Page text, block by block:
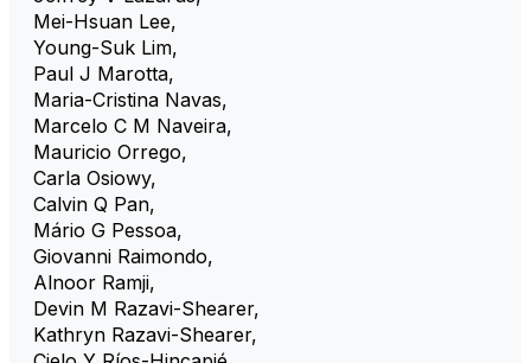
Mei-Hsuan Lee,
Young-Suk Lim,
Paul J Marotta,
Maria-Cristina Navas,
Marcelo C M Naveira,
Mauricio Orrego,
Carla Osiowy,
Calvin Q Pan,
Mário G Pessoa,
Giovanni Raimondo,
Alnoor Ramji,
Devin M Razavi-Shearer,
Kathryn Razavi-Shearer,